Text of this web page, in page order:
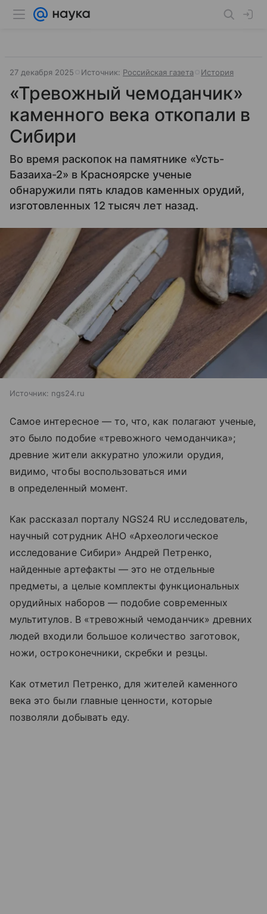
27 декабря 2025 Источник: Российская газета История
«Тревожный чемоданчик»
каменного века откопали в
Сибири
Во время раскопок на памятнике «Усть-
Базаиха-2» в Красноярске ученые
обнаружили пять кладов каменных орудий,
изготовленных 12 тысяч лет назад.
Источник: ngs24.ru
Самое интересное — то, что, как полагают ученые,
это было подобие «тревожного чемоданчика»;
древние жители аккуратно уложили орудия,
видимо, чтобы воспользоваться ими
в определенный момент.
Как рассказал порталу NGS24 RU исследователь,
научный сотрудник АНО «Археологическое
исследование Сибири» Андрей Петренко,
найденные артефакты — это не отдельные
предметы, а целые комплекты функциональных
орудийных наборов — подобие современных
мультитулов. В «тревожный чемоданчик» древних
людей входили большое количество заготовок,
ножи, остроконечники, скребки и резцы.
Как отметил Петренко, для жителей каменного
века это были главные ценности, которые
позволяли добывать еду.